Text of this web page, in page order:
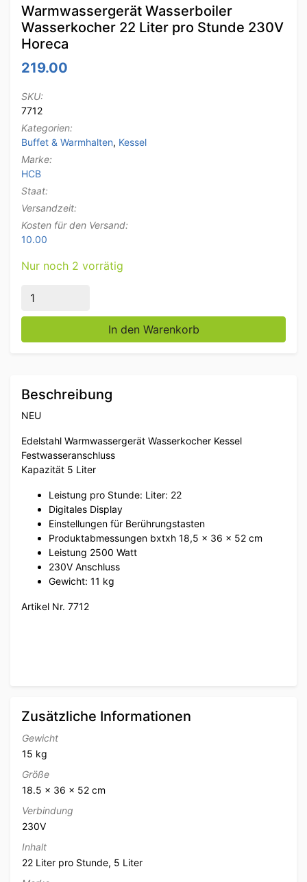
Warmwassergerät Wasserboiler
Wasserkocher 22 Liter pro Stunde 230V
Horeca
219.00
SKU:
7712
Kategorien:
Buffet & Warmhalten, Kessel
Marke:
HCB
Staat:
Versandzeit:
Kosten für den Versand:
10.00
Nur noch 2 vorrätig
Warmwassergerät Wasserboiler Wasserkocher 22
In den Warenkorb
Beschreibung
NEU
Edelstahl Warmwassergerät Wasserkocher Kessel
Festwasseranschluss
Kapazität 5 Liter
Leistung pro Stunde: Liter: 22
Digitales Display
Einstellungen für Berührungstasten
Produktabmessungen bxtxh 18,5 x 36 x 52 cm
Leistung 2500 Watt
230V Anschluss
Gewicht: 11 kg
Artikel Nr. 7712
Zusätzliche Informationen
Gewicht
15 kg
Größe
18.5 × 36 × 52 cm
Verbindung
230V
Inhalt
22 Liter pro Stunde, 5 Liter